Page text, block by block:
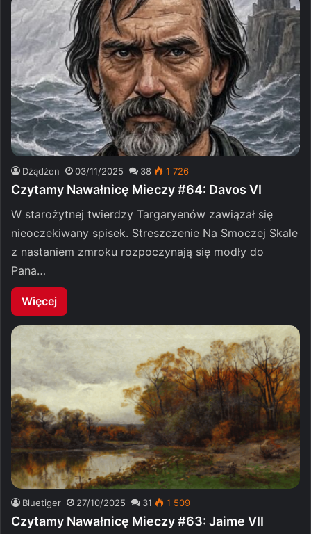
Dżądżen 03/11/2025 38 1 726
Czytamy Nawałnicę Mieczy #64: Davos VI
W starożytnej twierdzy Targaryenów zawiązał się
nieoczekiwany spisek. Streszczenie Na Smoczej Skale
z nastaniem zmroku rozpoczynają się modły do
Pana…
Więcej
Bluetiger 27/10/2025 31 1 509
Czytamy Nawałnicę Mieczy #63: Jaime VII